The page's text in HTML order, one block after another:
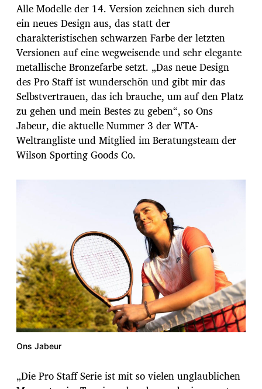
Alle Modelle der 14. Version zeichnen sich durch
ein neues Design aus, das statt der
charakteristischen schwarzen Farbe der letzten
Versionen auf eine wegweisende und sehr elegante
metallische Bronzefarbe setzt. „Das neue Design
des Pro Staff ist wunderschön und gibt mir das
Selbstvertrauen, das ich brauche, um auf den Platz
zu gehen und mein Bestes zu geben“, so Ons
Jabeur, die aktuelle Nummer 3 der WTA-
Weltrangliste und Mitglied im Beratungsteam der
Wilson Sporting Goods Co.
Ons Jabeur
„Die Pro Staff Serie ist mit so vielen unglaublichen